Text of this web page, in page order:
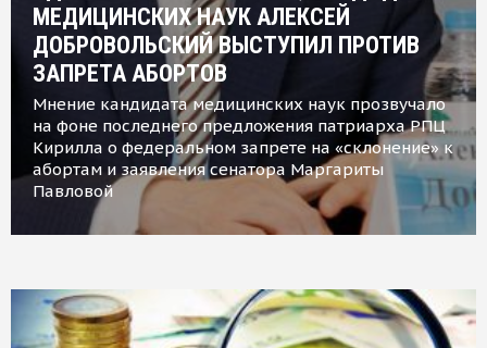
МЕДИЦИНСКИХ НАУК АЛЕКСЕЙ
ДОБРОВОЛЬСКИЙ ВЫСТУПИЛ ПРОТИВ
ЗАПРЕТА АБОРТОВ
Мнение кандидата медицинских наук прозвучало
на фоне последнего предложения патриарха РПЦ
Кирилла о федеральном запрете на «склонение» к
абортам и заявления сенатора Маргариты
Павловой